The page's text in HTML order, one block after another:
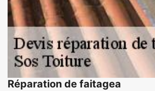
Réparation de faitagea